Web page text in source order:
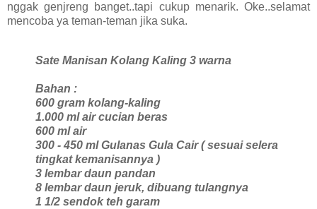
nggak genjreng banget..tapi cukup menarik. Oke..selamat
mencoba ya teman-teman jika suka.
Sate Manisan Kolang Kaling 3 warna
Bahan :
600 gram kolang-kaling
1.000 ml air cucian beras
600 ml air
300 - 450 ml Gulanas Gula Cair ( sesuai selera
tingkat kemanisannya )
3 lembar daun pandan
8 lembar daun jeruk, dibuang tulangnya
1 1/2 sendok teh garam